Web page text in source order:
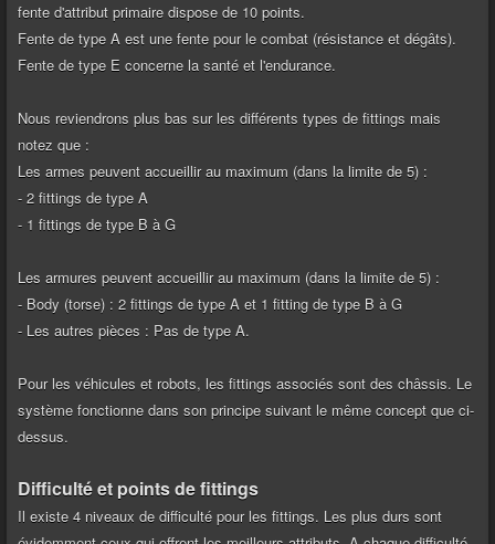
fente d'attribut primaire dispose de 10 points.
Fente de type A est une fente pour le combat (résistance et dégâts).
Fente de type E concerne la santé et l'endurance.
Nous reviendrons plus bas sur les différents types de fittings mais
notez que :
Les armes peuvent accueillir au maximum (dans la limite de 5) :
- 2 fittings de type A
- 1 fittings de type B à G
Les armures peuvent accueillir au maximum (dans la limite de 5) :
- Body (torse) : 2 fittings de type A et 1 fitting de type B à G
- Les autres pièces : Pas de type A.
Pour les véhicules et robots, les fittings associés sont des châssis. Le
système fonctionne dans son principe suivant le même concept que ci-
dessus.
Difficulté et points de fittings
Il existe 4 niveaux de difficulté pour les fittings. Les plus durs sont